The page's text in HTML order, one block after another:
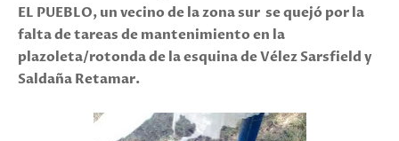
EL PUEBLO, un vecino de la zona sur se quejó por la
falta de tareas de mantenimiento en la
plazoleta/rotonda de la esquina de Vélez Sarsfield y
Saldaña Retamar.